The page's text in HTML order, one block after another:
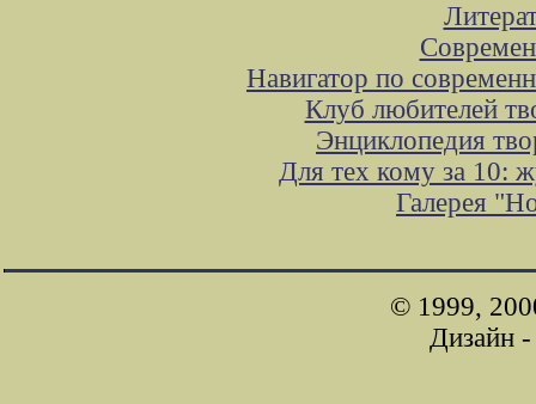
Навигатор по
Клуб любителей
Энциклопедия
Для тех кому за 10:
Галерея
© 1999,
Дизайн